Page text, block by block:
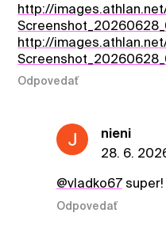
http://
http://
Odpovedať
nieni
28. 6.
@vladko67super!
Odpovedať